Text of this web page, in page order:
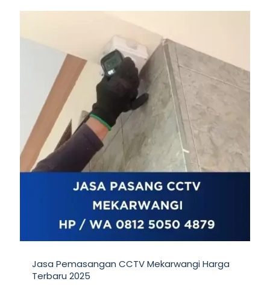
Jasa Pemasangan CCTV Mekarwangi Harga
Terbaru 2025